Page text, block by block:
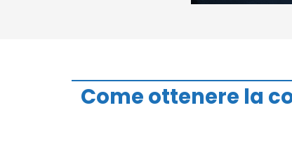
Come ottenere la